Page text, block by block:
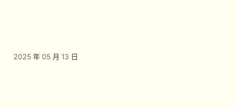
2025 年 05 月 13 日